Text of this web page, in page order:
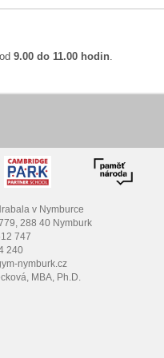
9.00 do 11.00 hodin
v Nymburce
288 40 Nymburk
747
240
nymburk.cz
MBA, Ph.D.